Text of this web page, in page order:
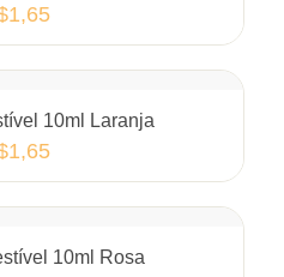
1,65
10ml Laranja
1,65
10ml Rosa